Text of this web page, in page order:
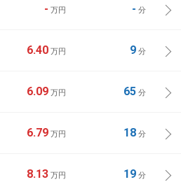
- 万円 - 分
6.40 万円 9分
6.09 万円 65分
6.79 万円 18分
8.13 万円 19分